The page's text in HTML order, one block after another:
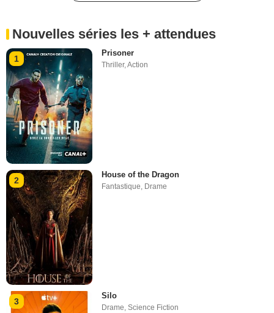
Nouvelles séries les + attendues
1
Prisoner
Thriller,Action
2
House of the Dragon
Fantastique Drame
3
Silo
Drame,Science Fiction